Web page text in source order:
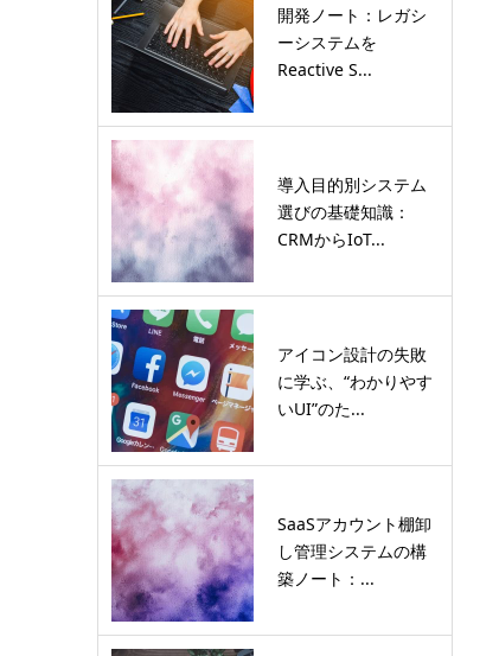
開発ノート：レガシ
ーシステムを
Reactive S...
導入目的別システム
選びの基礎知識：
CRMからIoT...
アイコン設計の失敗
に学ぶ、“わかりやす
いUI”のた...
SaaSアカウント棚卸
し管理システムの構
築ノート：...